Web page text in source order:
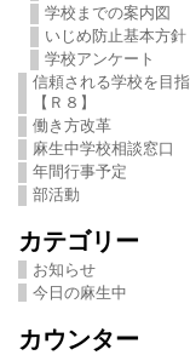
学校までの案内図
いじめ防止基本方針
学校アンケート
信頼される学校を目
【Ｒ８】
働き方改革
麻生中学校相談窓口
年間行事予定
部活動
カテゴリー
お知らせ
今日の麻生中
カウンター